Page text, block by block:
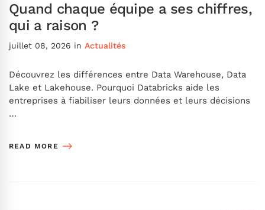
Quand chaque équipe a ses chiffres,
qui a raison ?
juillet 08, 2026 in Actualités
Découvrez les différences entre Data Warehouse, Data
Lake et Lakehouse. Pourquoi Databricks aide les
entreprises à fiabiliser leurs données et leurs décisions
…
READ MORE